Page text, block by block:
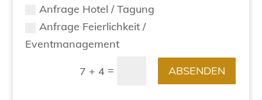
Anfrage Hotel / Tagung
Anfrage Feierlichkeit /
Eventmanagement
7 + 4 = ABSENDEN